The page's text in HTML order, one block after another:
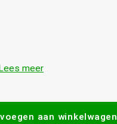
meer
aan winkelwagen